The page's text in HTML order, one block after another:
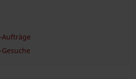
Aufträge